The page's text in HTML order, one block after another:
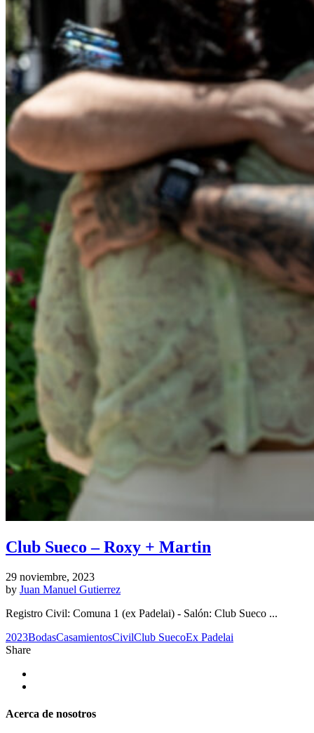
Club Sueco – Roxy + Martin
29 noviembre, 2023
by Juan Manuel Gutierrez
Registro Civil: Comuna 1 (ex Padelai) - Salón: Club Sueco ...
2023BodasCasamientosCivilClub SuecoEx Padelai
Share
Acerca de nosotros